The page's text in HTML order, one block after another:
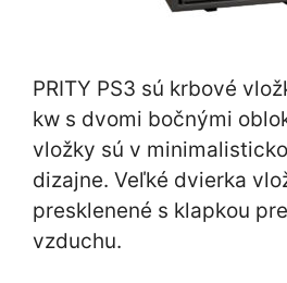
PRITY PS3 sú krbové
kw s dvomi bočnými
vložky sú v
dizajne. Veľké dvierka
presklenené s klapkou
vzduchu.